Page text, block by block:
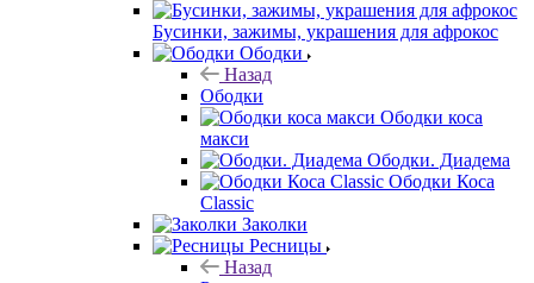
Бусинки, зажимы, украшения для афрокос
Ободки
Назад
Ободки
Ободки коса
макси
Ободки. Диадема
Ободки Коса
Classic
Заколки
Ресницы
Назад